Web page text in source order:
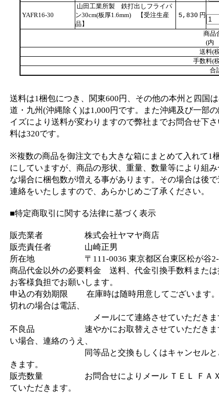
YAFR16-30
山田工業所製 鉄打出しフライパ
ン30cm(板厚1.6mm) 【受注生産
品】
5,830 円
商品
(内
送料(
手数料(
合
送料は1梱包につき、関東600円、その他の本州と四国
道・九州(沖縄除く)は1,000円です。また沖縄及び一部
イズにより送料が変わりますので弊社までお問合せ下
料は320です。
※複数の商品を御注文でも大きな箱にまとめて入れて1
にしていますが、商品の形状、重量、数量等により組
な場合に梱包数が増える事があります。その場合は後
連絡をいたしますので、あらかじめご了承ください。
■特定商取引に関する法律に基づく表示
販売業者 株式会社ヤマヤ商店
販売責任者 山崎正男
所在地 〒111-0036 東京都区台東区松が谷2-
商品代金以外の必要料金 送料、代金引換手数料また
お客様負担でお願いします。
申込の有効期限 在庫時は随時用意してございます
切れの場合は電話、
メールにて連絡させていただきま
不良品 速やかにお取替えさせていただきま
い場合、連絡のうえ、
同等品と交換もしくはキャンセルとさ
きます。
販売数量 お問合せによりメール ＴＥＬ ＦＡＸ
ていただきます。